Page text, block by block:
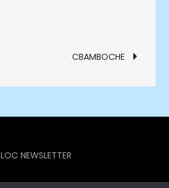
CBAMBOCHE
NEWSLETTER